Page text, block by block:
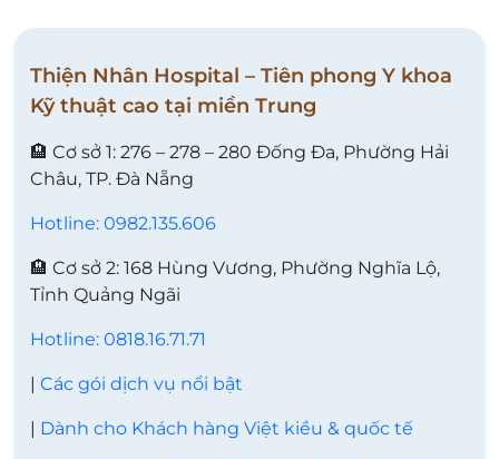
Thiện Nhân Hospital – Tiên phong Y khoa
Kỹ thuật cao tại miền Trung
🏨 Cơ sở 1: 276 – 278 – 280 Đống Đa, Phường Hải
Châu, TP. Đà Nẵng
Hotline: 0982.135.606
🏨 Cơ sở 2: 168 Hùng Vương, Phường Nghĩa Lộ,
Tỉnh Quảng Ngãi
Hotline: 0818.16.71.71
Các gói dịch vụ nổi bật
Dành cho Khách hàng Việt kiều & quốc tế